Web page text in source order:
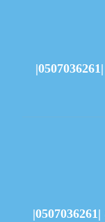
شركة تعقيم منازل في ام القيوين |0507036261|
شركة مكافحة الثعابين في الفجيرة |0507036261|